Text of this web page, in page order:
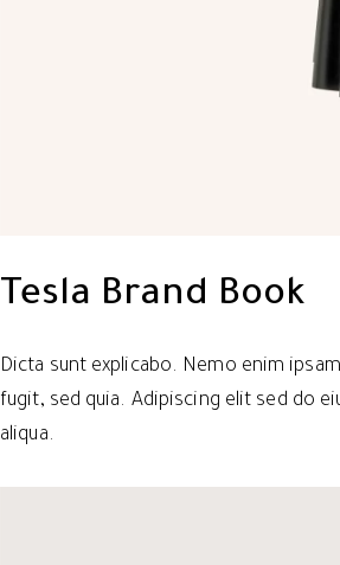
Tesla Brand Book
Dicta sunt explicabo. Nemo enim
fugit, sed quia. Adipiscing elit sed do
aliqua.